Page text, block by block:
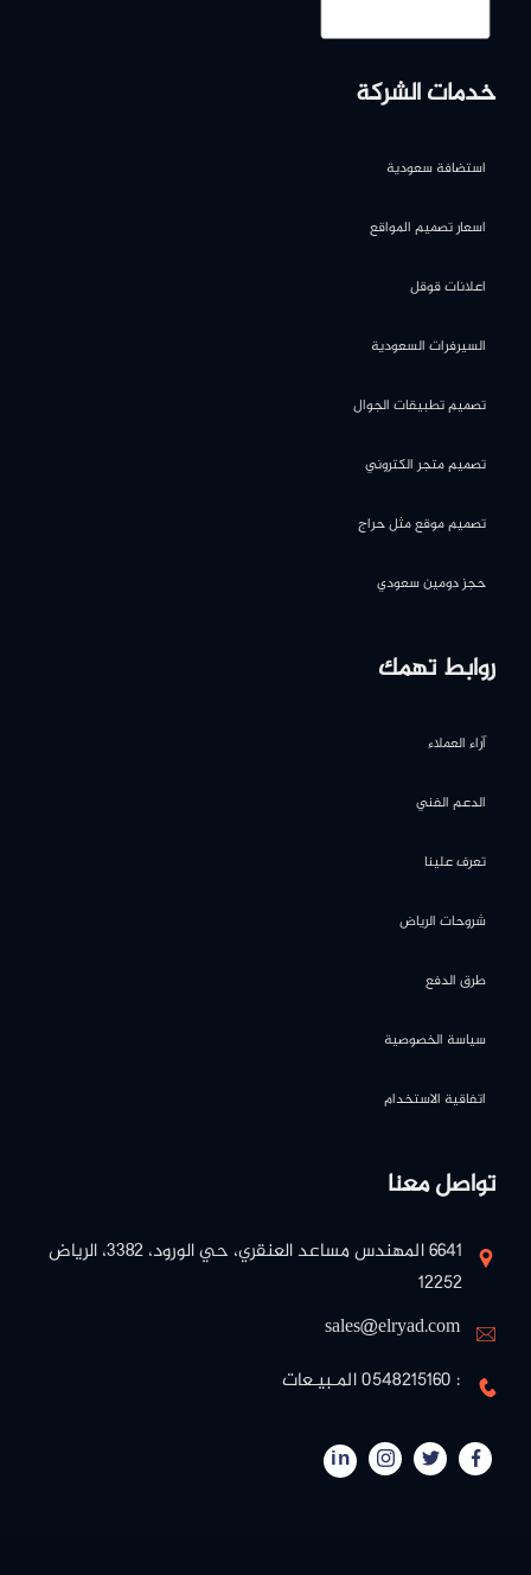
خدمات الشركة
استضافة سعودية
اسعار تصميم المواقع
اعلانات قوقل
السيرفرات السعودية
تصميم تطبيقات الجوال
تصميم متجر الكتروني
تصميم موقع مثل حراج
حجز دومين سعودي
روابط تهمك
آراء العملاء
الدعم الفني
تعرف علينا
شروحات الرياض
طرق الدفع
سياسة الخصوصية
اتفاقية الاستخدام
تواصل معنا
٦٦٤١ المهندس مساعد العنقري، حي الورود، ٣٣٨٢، الرياض
١٢٢٥٢
sales@elryad.com
: 0548215160 المـبيـعات
in